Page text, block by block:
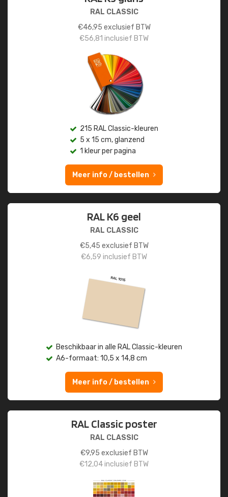
RAL CLASSIC
€46,95 exclusief BTW
€56,81 inclusief BTW
215 RAL Classic-kleuren
5 x 15 cm, glanzend
1 kleur per pagina
Meer info / bestellen
RAL K6 geel
RAL CLASSIC
€5,45 exclusief BTW
€6,59 inclusief BTW
Beschikbaar in alle RAL Classic-kleuren
A6-formaat: 10,5 x 14,8 cm
Meer info / bestellen
RAL Classic poster
RAL CLASSIC
€9,95 exclusief BTW
€12,04inclusief BTW